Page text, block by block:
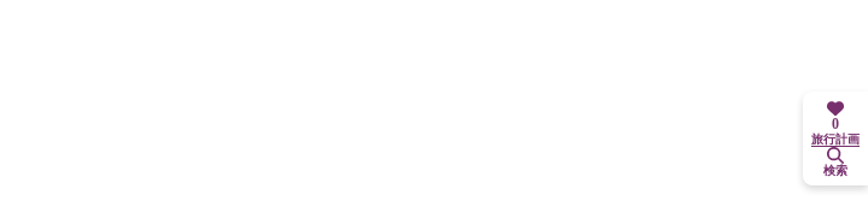
0
旅行計画
検索